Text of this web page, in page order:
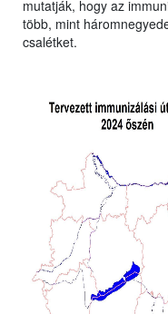
mutatják, hogy az
több, mint
csalétket.